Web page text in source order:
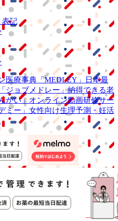
表記
医療事典 「MEDLEY」
日本最
「ジョブメドレー」納得できる老
かい」 オンライン動画研修サー
ミー」 女性向け生理予測・妊活